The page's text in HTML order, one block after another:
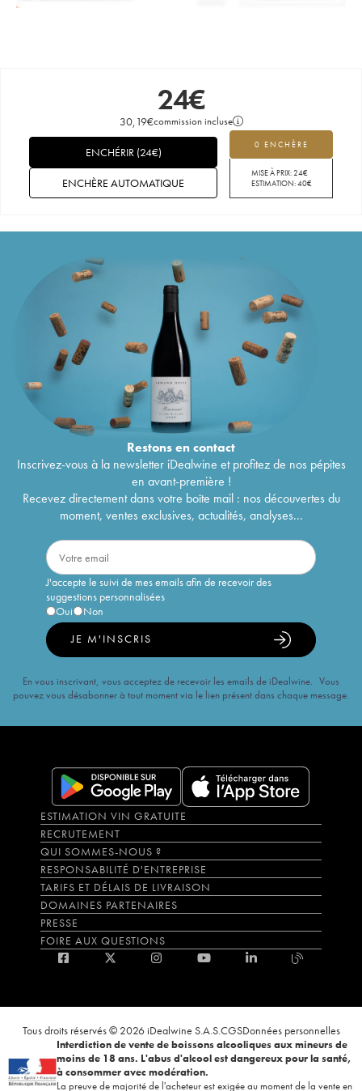
24€
30,19€commission incluse
0 ENCHÈRE
MISE À PRIX:24€
ESTIMATION:40€
ENCHÉRIR(24€)
ENCHÈRE AUTOMATIQUE
Restons encontact
Inscrivez-vous à la newsletter iDealwine et profitez de nos pépites
en avant-première !
Recevez directement dans votre boîte mail : nos découvertes du
moment, ventes exclusives, actualités, analyses...
J'accepte le suivi de mes emails afin de recevoir des
suggestions personnalisées
Oui
Non
JE M'INSCRIS
En vous inscrivant, vous acceptez de recevoir les emails de iDealwine. Vous
pouvez vous désabonner à tout moment via le lien présent dans chaque message.
ESTIMATION VIN GRATUITE
RECRUTEMENT
QUI SOMMES-NOUS ?
RESPONSABILITÉ D'ENTREPRISE
TARIFS ET DÉLAIS DE LIVRAISON
DOMAINES PARTENAIRES
PRESSE
FOIRE AUX QUESTIONS
Tous droits réservés © 2026 iDealwine S.A.S.CGSDonnées personnelles
Interdiction de vente de boissons alcooliques aux mineurs de
moins de 18 ans. L'abus d'alcool est dangereux pour la santé,
à consommer avec modération.
La preuve de majorité de l'acheteur est exigée au moment de la vente en